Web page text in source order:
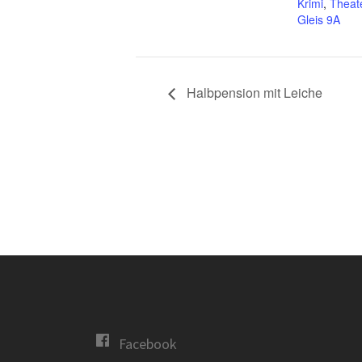
Krimi,
Gleis 9A
Halbpension mit Leiche
Facebook